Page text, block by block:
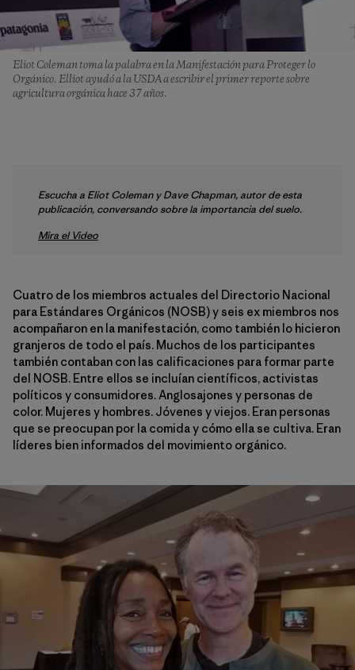
Eliot Coleman toma la palabra en la Manifestación para Proteger lo
Orgánico. Elliot ayudó a la USDA a escribir el primer reporte sobre
agricultura orgánica hace 37 años.
Escucha a Eliot Coleman y Dave Chapman, autor de esta
publicación, conversando sobre la importancia del suelo.
Mira el Video
Cuatro de los miembros actuales del Directorio Nacional
para Estándares Orgánicos (NOSB) y seis ex miembros nos
acompañaron en la manifestación, como también lo hicieron
granjeros de todo el país. Muchos de los participantes
también contaban con las calificaciones para formar parte
del NOSB. Entre ellos se incluían científicos, activistas
políticos y consumidores. Anglosajones y personas de
color. Mujeres y hombres. Jóvenes y viejos. Eran personas
que se preocupan por la comida y cómo ella se cultiva. Eran
líderes bien informados del movimiento orgánico.